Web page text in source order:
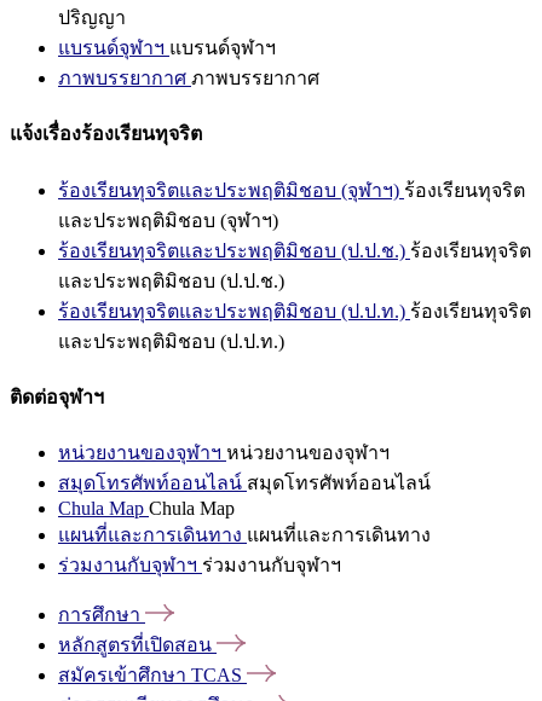
ปริญญา
แบรนด์จุฬาฯ แบรนด์จุฬาฯ
ภาพบรรยากาศ ภาพบรรยากาศ
แจ้งเรื่องร้องเรียนทุจริต
ร้องเรียนทุจริตและประพฤติมิชอบ (จุฬาฯ) ร้องเรียนทุจริต
และประพฤติมิชอบ (จุฬาฯ)
ร้องเรียนทุจริตและประพฤติมิชอบ (ป.ป.ช.) ร้องเรียนทุจริต
และประพฤติมิชอบ (ป.ป.ช.)
ร้องเรียนทุจริตและประพฤติมิชอบ (ป.ป.ท.) ร้องเรียนทุจริต
และประพฤติมิชอบ (ป.ป.ท.)
ติดต่อจุฬาฯ
หน่วยงานของจุฬาฯ หน่วยงานของจุฬาฯ
สมุดโทรศัพท์ออนไลน์ สมุดโทรศัพท์ออนไลน์
Chula Map Chula Map
แผนที่และการเดินทาง แผนที่และการเดินทาง
ร่วมงานกับจุฬาฯ ร่วมงานกับจุฬาฯ
การศึกษา
หลักสูตรที่เปิดสอน
สมัครเข้าศึกษา TCAS